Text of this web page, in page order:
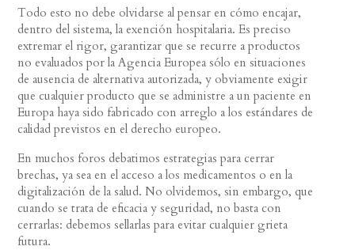
Todo esto no debe olvidarse al pensar en cómo encajar,
dentro del sistema, la exención hospitalaria. Es preciso
extremar el rigor, garantizar que se recurre a productos
no evaluados por la Agencia Europea sólo en situaciones
de ausencia de alternativa autorizada, y obviamente exigir
que cualquier producto que se administre a un paciente en
Europa haya sido fabricado con arreglo a los estándares de
calidad previstos en el derecho europeo.
En muchos foros debatimos estrategias para cerrar
brechas, ya sea en el acceso a los medicamentos o en la
digitalización de la salud. No olvidemos, sin embargo, que
cuando se trata de eficacia y seguridad, no basta con
cerrarlas: debemos sellarlas para evitar cualquier grieta
futura.